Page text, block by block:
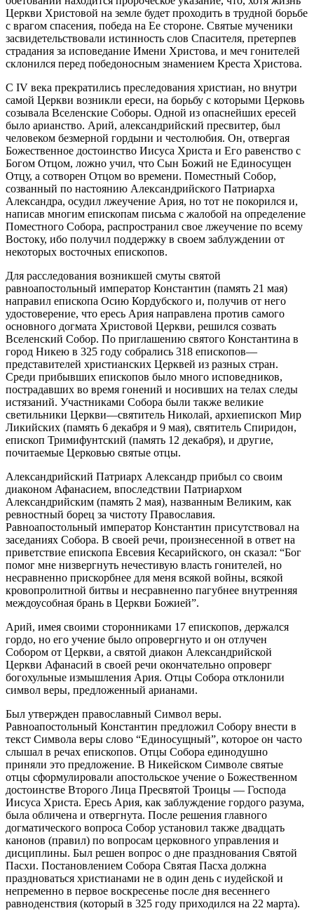
Церкви Христовой на земле будет проходить в трудной борьбе
с врагом спасения, победа на Ее стороне. Святые мученики
засвидетельствовали истинность слов Спасителя, претерпев
страдания за исповедание Имени Христова, и меч гонителей
склонился перед победоносным знамением Креста Христова.
С IV века прекратились преследования христиан, но внутри
самой Церкви возникли ереси, на борьбу с которыми Церковь
созывала Вселенские Соборы. Одной из опаснейших ересей
было арианство. Арий, александрийский пресвитер, был
человеком безмерной гордыни и честолюбия. Он, отвергая
Божественное достоинство Иисуса Христа и Его равенство с
Богом Отцом, ложно учил, что Сын Божий не Единосущен
Отцу, а сотворен Отцом во времени. Поместный Собор,
созванный по настоянию Александрийского Патриарха
Александра, осудил лжеучение Ария, но тот не покорился и,
написав многим епископам письма с жалобой на определение
Поместного Собора, распространил свое лжеучение по всему
Востоку, ибо получил поддержку в своем заблуждении от
некоторых восточных епископов.
Для расследования возникшей смуты святой
равноапостольный император Константин (память 21 мая)
направил епископа Осию Кордубского и, получив от него
удостоверение, что ересь Ария направлена против самого
основного догмата Христовой Церкви, решился созвать
Вселенский Собор. По приглашению святого Константина в
город Никею в 325 году собрались 318 епископов—
представителей христианских Церквей из разных стран.
Среди прибывших епископов было много исповедников,
пострадавших во время гонений и носивших на телах следы
истязаний. Участниками Собора были также великие
светильники Церкви—святитель Николай, архиепископ Мир
Ликийских (память 6 декабря и 9 мая), святитель Спиридон,
епископ Тримифунтский (память 12 декабря), и другие,
почитаемые Церковью святые отцы.
Александрийский Патриарх Александр прибыл со своим
диаконом Афанасием, впоследствии Патриархом
Александрийским (память 2 мая), названным Великим, как
ревностный борец за чистоту Православия.
Равноапостольный император Константин присутствовал на
заседаниях Собора. В своей речи, произнесенной в ответ на
приветствие епископа Евсевия Кесарийского, он сказал: “Бог
помог мне низвергнуть нечестивую власть гонителей, но
несравненно прискорбнее для меня всякой войны, всякой
кровопролитной битвы и несравненно пагубнее внутренняя
междоусобная брань в Церкви Божией”.
Арий, имея своими сторонниками 17 епископов, держался
гордо, но его учение было опровергнуто и он отлучен
Собором от Церкви, а святой диакон Александрийской
Церкви Афанасий в своей речи окончательно опроверг
богохульные измышления Ария. Отцы Собора отклонили
символ веры, предложенный арианами.
Был утвержден православный Символ веры.
Равноапостольный Константин предложил Собору внести в
текст Символа веры слово “Единосущный”, которое он часто
слышал в речах епископов. Отцы Собора единодушно
приняли это предложение. В Никейском Символе святые
отцы сформулировали апостольское учение о Божественном
достоинстве Второго Лица Пресвятой Троицы — Господа
Иисуса Христа. Ересь Ария, как заблуждение гордого разума,
была обличена и отвергнута. После решения главного
догматического вопроса Собор установил также двадцать
канонов (правил) по вопросам церковного управления и
дисциплины. Был решен вопрос о дне празднования Святой
Пасхи. Постановлением Собора Святая Пасха должна
праздноваться христианами не в один день с иудейской и
непременно в первое воскресенье после дня весеннего
равноденствия (который в 325 году приходился на 22 марта).